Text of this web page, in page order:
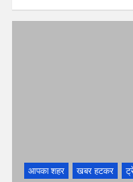
आपका शहर खबर हटकर